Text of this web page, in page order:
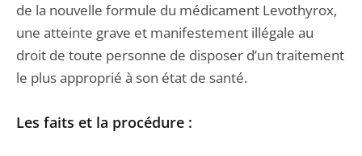
de la nouvelle formule du médicament Levothyrox,
une atteinte grave et manifestement illégale au
droit de toute personne de disposer d’un traitement
le plus approprié à son état de santé.
Les faits et la procédure :